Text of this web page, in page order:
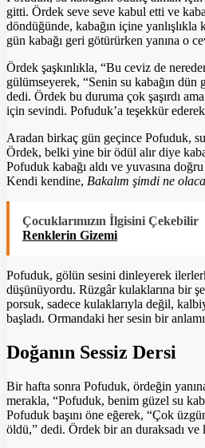
gitti. Ördek seve seve kabul etti ve
döndüğünde, kabağın içine
gün kabağı geri götürürken yanına o
Ördek şaşkınlıkla, “Bu ceviz de
gülümseyerek, “Senin su kabağın
dedi. Ördek bu duruma çok şaşırdı
için sevindi. Pofuduk’a teşekkür
Aradan birkaç gün geçince Pofuduk,
Ördek, belki yine bir ödül alır diye
Pofuduk kabağı aldı ve yuvasına
Kendi kendine, Bakalım şimdi ne
Çocuklarımızın İlgisini Çekebilir
Renklerin Gizemi
Pofuduk, gölün sesini dinleyerek
düşünüyordu. Rüzgâr kulaklarına bir
porsuk, sadece kulaklarıyla değil,
başladı. Ormandaki her sesin bir anlamı
Doğanın Sessiz Dersi
Bir hafta sonra Pofuduk, ördeğin
merakla, “Pofuduk, benim güzel su
Pofuduk başını öne eğerek, “Çok
öldü,” dedi. Ördek bir an duraksadı ve